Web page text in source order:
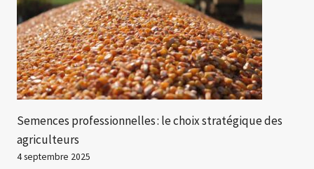
Semences professionnelles : le choix stratégique des
agriculteurs
4 septembre 2025